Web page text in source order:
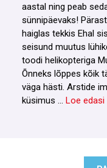
aastal ning peab
sünnipäevaks!
haiglas tekkis Ehal
seisund muutus
toodi helikopteriga
Õnneks lõppes kõik
väga hästi. Arstide
küsimus … Loe edasi